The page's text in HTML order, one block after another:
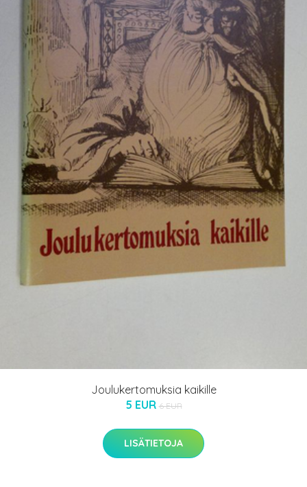
Joulukertomuksia kaikille
5 EUR 6 EUR
LISÄTIETOJA